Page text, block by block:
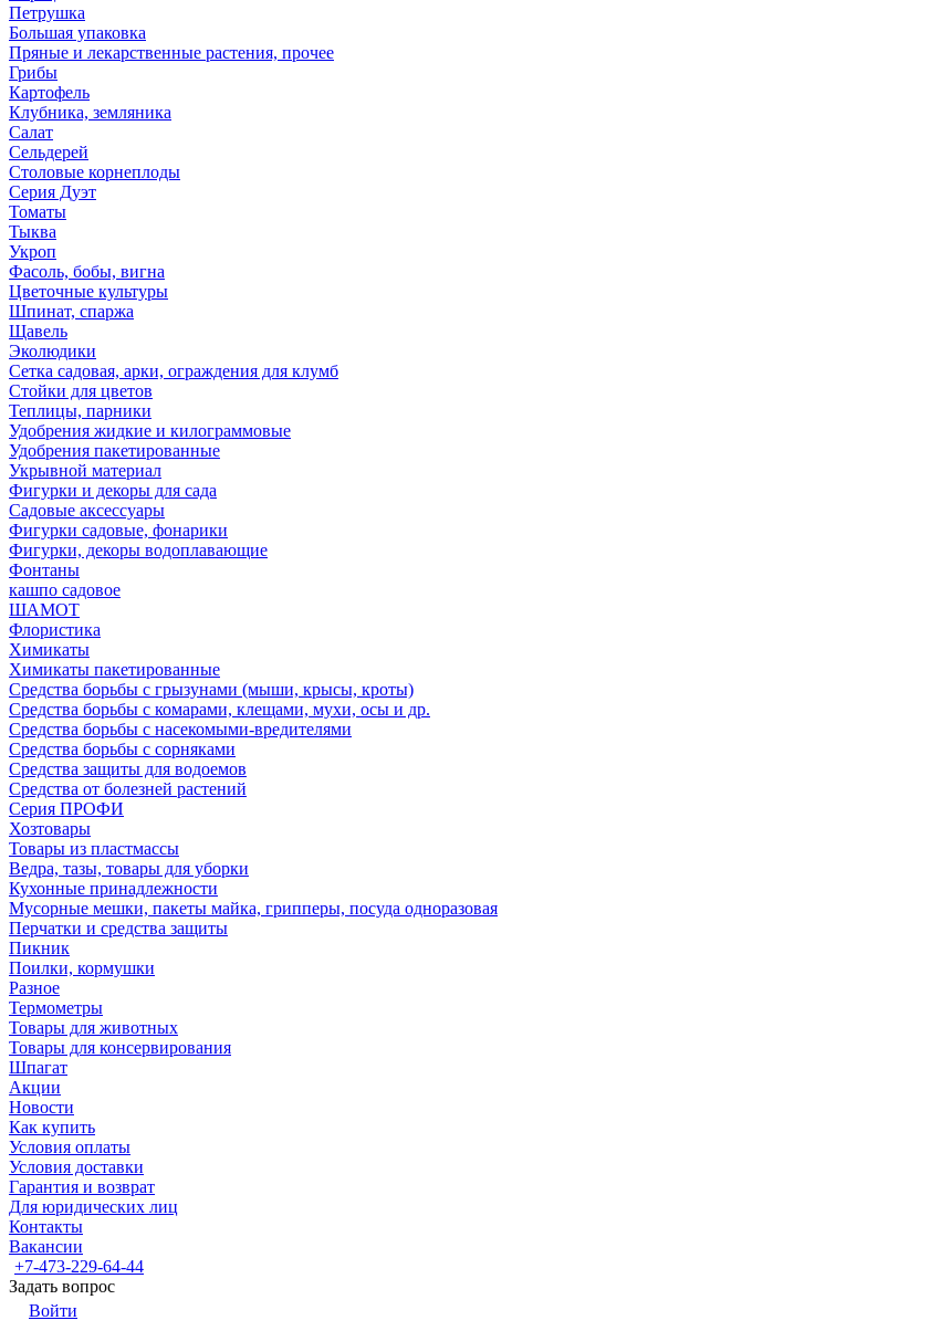
Петрушка
Большая упаковка
Пряные и лекарственные растения, прочее
Грибы
Картофель
Клубника, земляника
Салат
Сельдерей
Столовые корнеплоды
Серия Дуэт
Томаты
Тыква
Укроп
Фасоль, бобы, вигна
Цветочные культуры
Шпинат, спаржа
Щавель
Эколюдики
Сетка садовая, арки, ограждения для клумб
Стойки для цветов
Теплицы, парники
Удобрения жидкие и килограммовые
Удобрения пакетированные
Укрывной материал
Фигурки и декоры для сада
Садовые аксессуары
Фигурки садовые, фонарики
Фигурки, декоры водоплавающие
Фонтаны
кашпо садовое
ШАМОТ
Флористика
Химикаты
Химикаты пакетированные
Средства борьбы с грызунами (мыши, крысы, кроты)
Средства борьбы с комарами, клещами, мухи, осы и др.
Средства борьбы с насекомыми-вредителями
Средства борьбы с сорняками
Средства защиты для водоемов
Средства от болезней растений
Серия ПРОФИ
Хозтовары
Товары из пластмассы
Ведра, тазы, товары для уборки
Кухонные принадлежности
Мусорные мешки, пакеты майка, грипперы, посуда одноразовая
Перчатки и средства защиты
Пикник
Поилки, кормушки
Разное
Термометры
Товары для животных
Товары для консервирования
Шпагат
Акции
Новости
Как купить
Условия оплаты
Условия доставки
Гарантия и возврат
Для юридических лиц
Контакты
Вакансии
+7-473-229-64-44
Задать вопрос
Войти